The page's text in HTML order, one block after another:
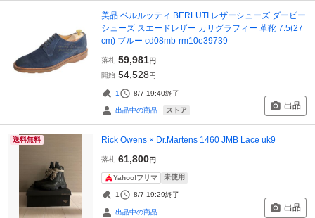
美品 ベルルッティ BERLUTI レザーシューズ ダービー
シューズ スエードレザー カリグラフィー 革靴 7.5(27
cm) ブルー cd08mb-rm10e39739
落札 59,981円
開始 54,528円
1 8/7 19:40終了
出品中の商品 ストア 出品
送料無料 Rick Owens × Dr.Martens 1460 JMB Lace uk9
落札 61,800円
Yahoo!フリマ 未使用
1 8/7 19:29終了
出品中の商品 出品